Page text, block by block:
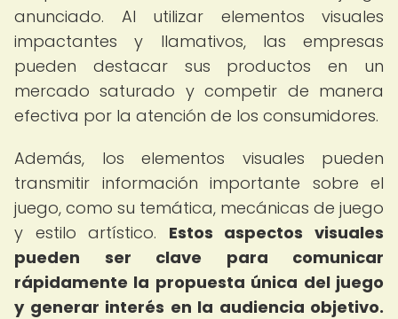
anunciado. Al utilizar elementos visuales
impactantes y llamativos, las empresas
pueden destacar sus productos en un
mercado saturado y competir de manera
efectiva por la atención de los consumidores.
Además, los elementos visuales pueden
transmitir información importante sobre el
juego, como su temática, mecánicas de juego
y estilo artístico. Estos aspectos visuales
pueden ser clave para comunicar
rápidamente la propuesta única del juego
y generar interés en la audiencia objetivo.